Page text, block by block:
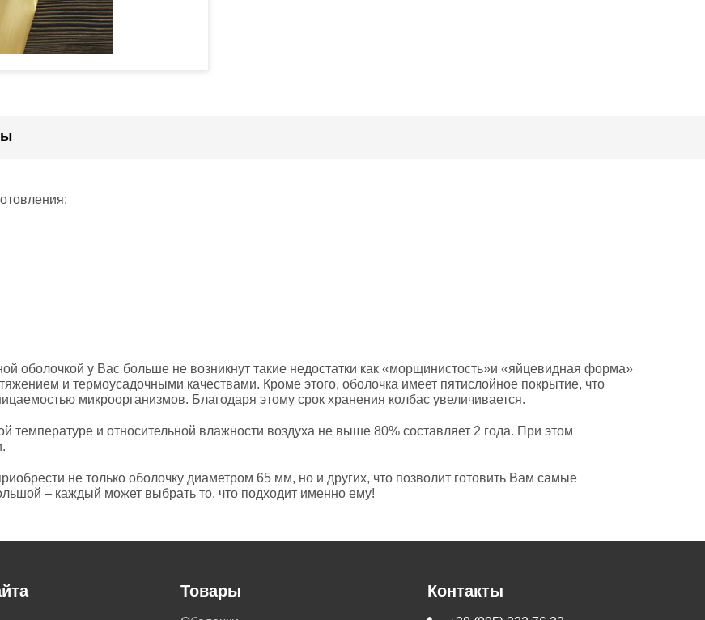
оболочкой у Вас больше не возникнут такие недостатки как «морщинистость»и «яйцевидная форма»
и термоусадочными качествами. Кроме этого, оболочка имеет пятислойное покрытие, что
микроорганизмов. Благодаря этому срок хранения колбас увеличивается.
температуре и относительной влажности воздуха не выше 80% составляет 2 года. При этом
не только оболочку диаметром 65 мм, но и других, что позволит готовить Вам самые
– каждый может выбрать то, что подходит именно ему!
Товары Контакты